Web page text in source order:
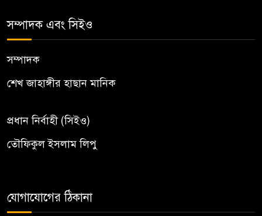
সম্পাদক এবং সিইও
সম্পাদক
শেখ জাহাঙ্গীর হাছান মানিক
প্রধান নির্বাহী (সিইও)
তৌফিকুল ইসলাম লিপু
যোগাযোগের ঠিকানা